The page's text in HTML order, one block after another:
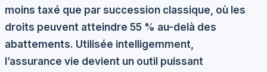
moins taxé que par succession classique, où les
droits peuvent atteindre 55 % au-delà des
abattements. Utilisée intelligemment,
l’assurance vie devient un outil puissant